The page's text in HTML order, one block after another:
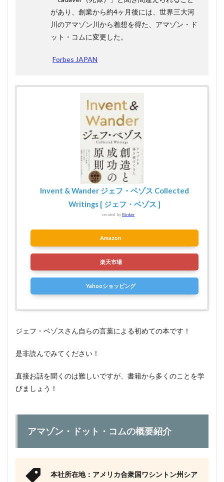
事業の
があり、創業から約4ヶ月後には、世界三大河
川のアマゾン川から着想を得た、アマゾン・ド
ット・コムに変更した。
Forbes JAPAN
Invent & Wander ジェフ・ベゾス Collected
Writings [ ジェフ・ベゾス ]
created by Rinker
Amazon
楽天市場
Yahooショッピング
ジェフ・ベゾスさん自らの言葉による初めての本です！
是非読んでみてください！
直接お話を聞くのは難しいですが、書籍から多くのことを学
びましょう！
アマゾン・ドット・コムの概要紹介
本社所在地：アメリカ合衆国ワシントン州シア